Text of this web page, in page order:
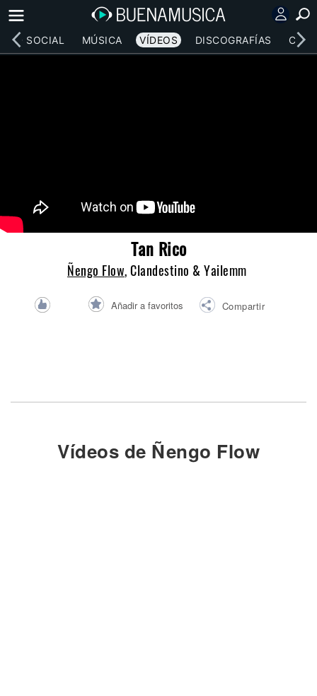
RED SOCIAL MÚSICA VÍDEOS DISCOGRAFÍAS
Tan Rico
Ñengo Flow, Clandestino & Yailemm
Añadir a favoritos Compartir
Vídeos de Ñengo Flow